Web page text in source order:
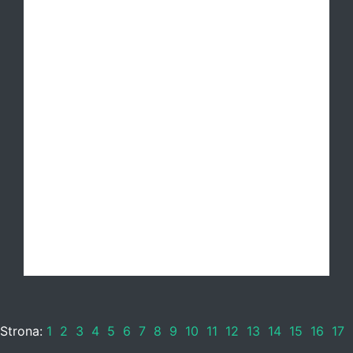
Strona: 1 2 3 4 5 6 7 8 9 10 11 12 13 14 15 16 17